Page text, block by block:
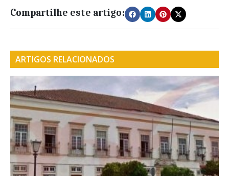
Compartilhe este artigo:
ARTIGOS RELACIONADOS